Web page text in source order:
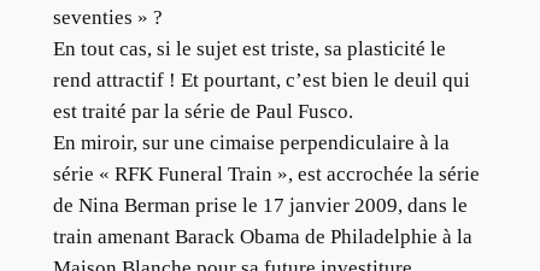
seventies » ?
En tout cas, si le sujet est triste, sa plasticité le
rend attractif ! Et pourtant, c’est bien le deuil qui
est traité par la série de Paul Fusco.
En miroir, sur une cimaise perpendiculaire à la
série « RFK Funeral Train », est accrochée la série
de Nina Berman prise le 17 janvier 2009, dans le
train amenant Barack Obama de Philadelphie à la